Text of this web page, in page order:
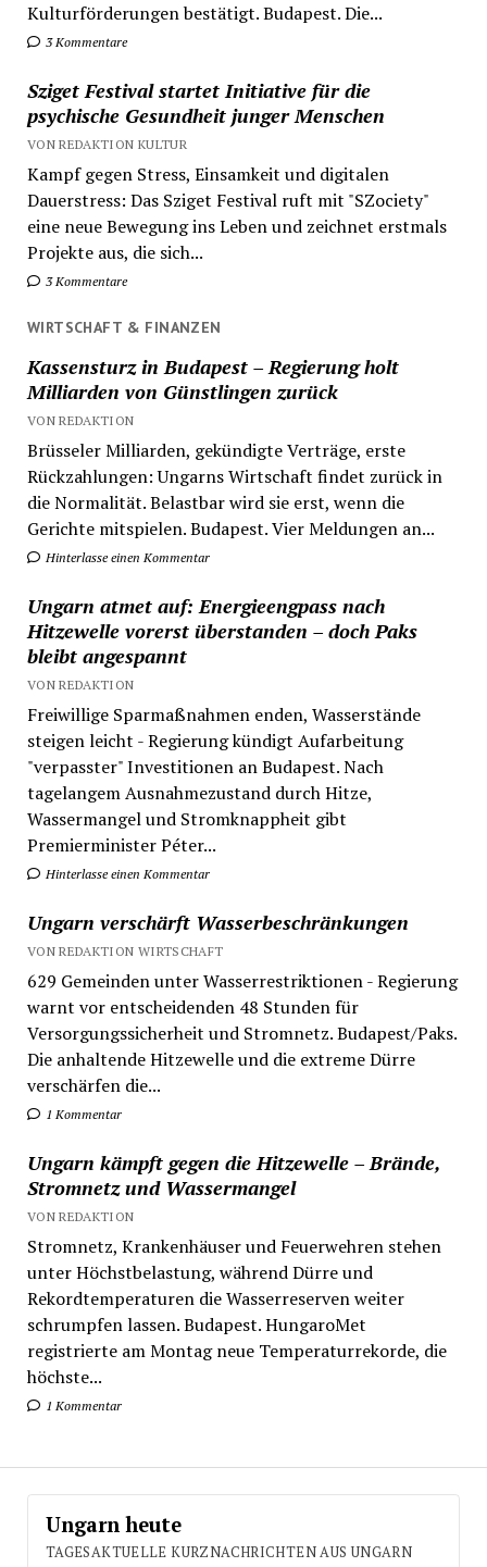
Kulturförderungen bestätigt. Budapest. Die...
3 Kommentare
Sziget Festival startet Initiative für die
psychische Gesundheit junger Menschen
VON REDAKTION KULTUR
Kampf gegen Stress, Einsamkeit und digitalen
Dauerstress: Das Sziget Festival ruft mit "SZociety"
eine neue Bewegung ins Leben und zeichnet erstmals
Projekte aus, die sich...
3 Kommentare
WIRTSCHAFT & FINANZEN
Kassensturz in Budapest – Regierung holt
Milliarden von Günstlingen zurück
VON REDAKTION
Brüsseler Milliarden, gekündigte Verträge, erste
Rückzahlungen: Ungarns Wirtschaft findet zurück in
die Normalität. Belastbar wird sie erst, wenn die
Gerichte mitspielen. Budapest. Vier Meldungen an...
Hinterlasse einen Kommentar
Ungarn atmet auf: Energieengpass nach
Hitzewelle vorerst überstanden – doch Paks
bleibt angespannt
VON REDAKTION
Freiwillige Sparmaßnahmen enden, Wasserstände
steigen leicht - Regierung kündigt Aufarbeitung
"verpasster" Investitionen an Budapest. Nach
tagelangem Ausnahmezustand durch Hitze,
Wassermangel und Stromknappheit gibt
Premierminister Péter...
Hinterlasse einen Kommentar
Ungarn verschärft Wasserbeschränkungen
VON REDAKTION WIRTSCHAFT
629 Gemeinden unter Wasserrestriktionen - Regierung
warnt vor entscheidenden 48 Stunden für
Versorgungssicherheit und Stromnetz. Budapest/Paks.
Die anhaltende Hitzewelle und die extreme Dürre
verschärfen die...
1 Kommentar
Ungarn kämpft gegen die Hitzewelle – Brände,
Stromnetz und Wassermangel
VON REDAKTION
Stromnetz, Krankenhäuser und Feuerwehren stehen
unter Höchstbelastung, während Dürre und
Rekordtemperaturen die Wasserreserven weiter
schrumpfen lassen. Budapest. HungaroMet
registrierte am Montag neue Temperaturrekorde, die
höchste...
1 Kommentar
Ungarn heute
TAGESAKTUELLE KURZNACHRICHTEN AUS UNGARN